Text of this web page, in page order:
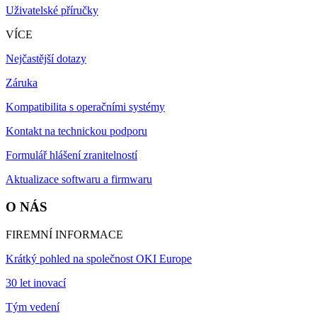
Uživatelské příručky
VÍCE
Nejčastější dotazy
Záruka
Kompatibilita s operačními systémy
Kontakt na technickou podporu
Formulář hlášení zranitelností
Aktualizace softwaru a firmwaru
O NÁS
FIREMNÍ INFORMACE
Krátký pohled na společnost OKI Europe
30 let inovací
Tým vedení